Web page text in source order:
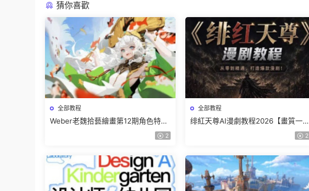
猜你喜歡
全部教程
Weber老魏拾藝繪畫第12期角色特訓
2
全部教程
绯紅天尊AI漫劇教程2026【畫質一般
2